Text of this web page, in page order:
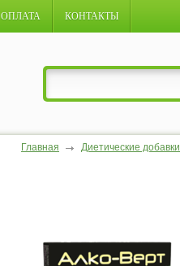
ОПЛАТА КОНТАКТЫ
Главная Диетические добавки